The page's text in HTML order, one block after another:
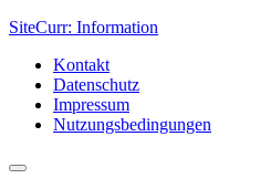
SiteCurr: Information
Kontakt
Datenschutz
Impressum
Nutzungsbedingungen